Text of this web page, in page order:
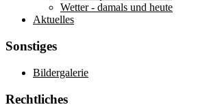
Wetter - damals und heute
Aktuelles
Sonstiges
Bildergalerie
Rechtliches